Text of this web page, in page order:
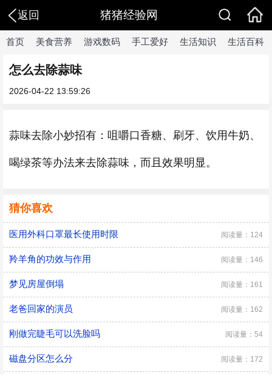
返回 猪猪经验网
首页 美食营养 游戏数码 手工爱好 生活知识 生活百科
怎么去除蒜味
2026-04-22 13:59:26
蒜味去除小妙招有：咀嚼口香糖、刷牙、饮用牛奶、
喝绿茶等办法来去除蒜味，而且效果明显。
猜你喜欢
医用外科口罩最长使用时限 阅读量：124
羚羊角的功效与作用 阅读量：146
梦见房屋倒塌 阅读量：161
老爸回家的演员 阅读量：162
刚做完睫毛可以洗脸吗 阅读量：54
磁盘分区怎么分 阅读量：172